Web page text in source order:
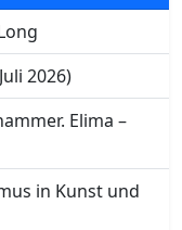
2026)
Elima –
in Kunst und